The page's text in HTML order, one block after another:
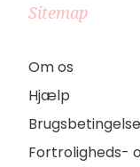
Sitemap
Om os
Hjælp
Fortroligheds-